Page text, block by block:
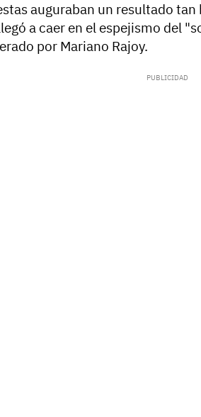
auguraban un resultado
a caer en el espejismo del
por Mariano Rajoy.